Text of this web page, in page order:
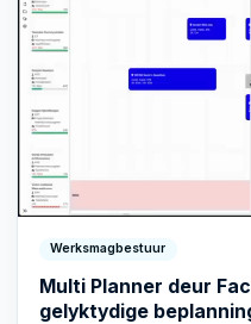
Werksmagbestuur
Multi Planner deur
gelyktydige